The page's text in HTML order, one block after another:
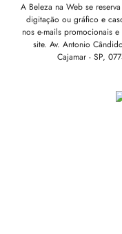
A Beleza na Web se
digitação ou gráfico e
nos e-mails promocionais
site. Av. Antonio
Cajamar - SP,